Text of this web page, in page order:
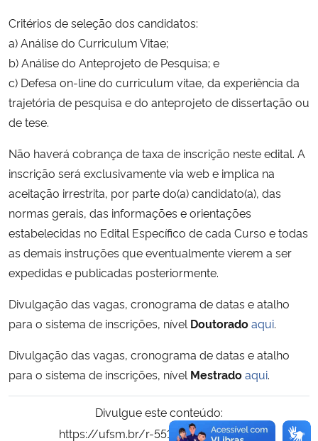
Gabinete de Segurança Institucional
Advocacia-Geral da União
Banco Central do Brasil
Critérios de seleção dos candidatos:
a) Análise do Curriculum Vitae;
b) Análise do Anteprojeto de Pesquisa; e
c) Defesa on-line do curriculum vitae, da experiência da
trajetória de pesquisa e do anteprojeto de dissertação ou
de tese.
Não haverá cobrança de taxa de inscrição neste edital. A
inscrição será exclusivamente via web e implica na
aceitação irrestrita, por parte do(a) candidato(a), das
normas gerais, das informações e orientações
estabelecidas no Edital Específico de cada Curso e todas
as demais instruções que eventualmente vierem a ser
expedidas e publicadas posteriormente.
Divulgação das vagas, cronograma de datas e atalho
para o sistema de inscrições, nível Doutoradoaqui.
Divulgação das vagas, cronograma de datas e atalho
para o sistema de inscrições, nível Mestradoaqui.
Divulgue este conteúdo:
https://ufsm.br/r-551-2109
Copiar